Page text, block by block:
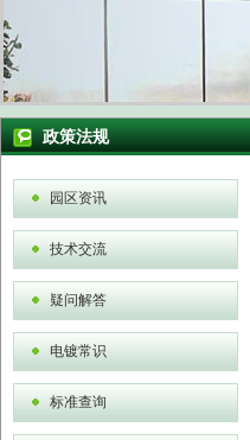
政策法规
园区资讯
技术交流
疑问解答
电镀常识
标准查询